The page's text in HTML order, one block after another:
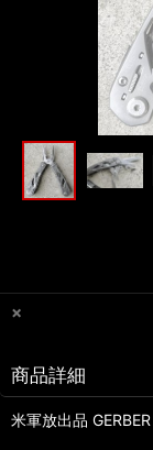
×
商品詳細
米軍放出品